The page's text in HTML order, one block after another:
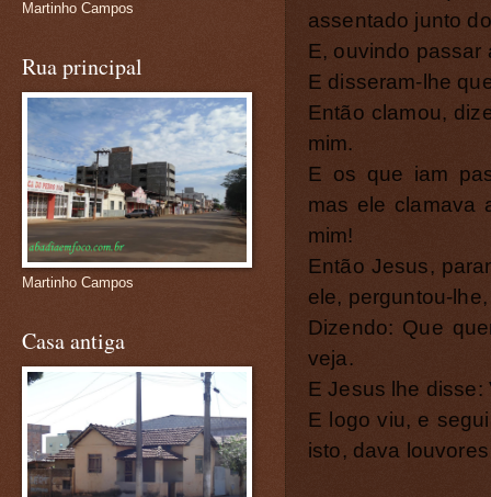
assentado junto
E, ouvindo passar
E disseram-lhe
Então clamou,
mim.
E os que iam
mas ele clamava
mim!
Então Jesus,
ele, perguntou-lhe,
Dizendo: Que
veja.
E Jesus lhe disse:
E logo viu, e
isto, dava
Martinho Campos
Rua principal
Martinho Campos
Casa antiga